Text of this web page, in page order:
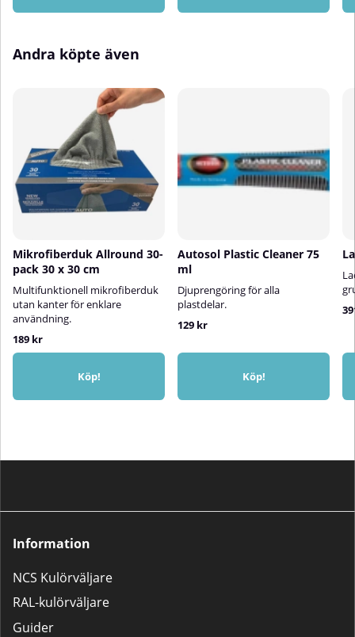
billack, grundfärg +
Andra köpte även
Mikrofiberduk Allround 30-
pack 30 x 30 cm
Multifunktionell mikrofiberduk
utan kanter för enklare
användning.
189 kr
Köp!
Autosol Plastic Cleaner 75
ml
Djuprengöring för alla
plastdelar.
129 kr
Köp!
Information
NCS Kulörväljare
RAL-kulörväljare
Guider